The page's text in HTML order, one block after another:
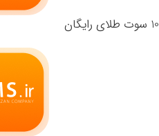
10 سوت طلای رایگان